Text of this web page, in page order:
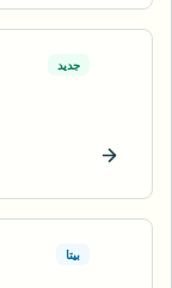
جديد
الآن
بيتا